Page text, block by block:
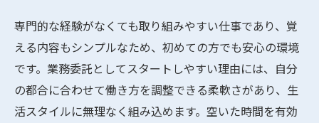
専門的な経験がなくても取り組みやすい仕事であり、覚
える内容もシンプルなため、初めての方でも安心の環境
です。業務委託としてスタートしやすい理由には、自分
の都合に合わせて働き方を調整できる柔軟さがあり、生
活スタイルに無理なく組み込めます。空いた時間を有効